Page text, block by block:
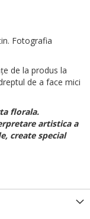
Fotografia
de la produs la
de a face mici
florala.
artistica a
create special